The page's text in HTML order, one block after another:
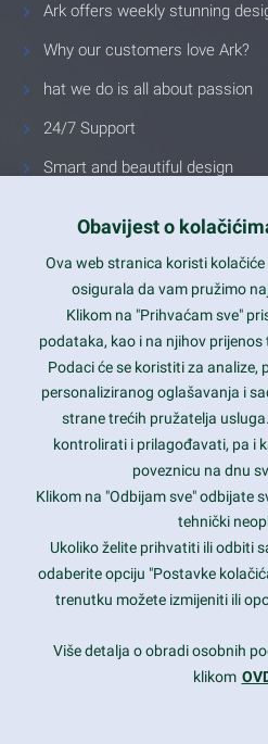
Ark offers weekly stunning
Why our customers love Ark?
hat we do is all about passion
24/7 Support
Smart and beautiful design
Latest trends and much more...
Contact Info
1600 Amphitheatre Parkway,
prothemes.net@gmail.com
Daily: 9:00 am - 6:00 pm
Sunday: Closed
Copyright 2017FRESHFACE© All Rights
Obavijest o
Ova web stranica koristi
osigurala da vam pružimo
Klikom na "Prihvaćam sve"
podataka, kao i na njihov
Podaci će se koristiti za analize,
personaliziranog oglašavanja i
strane trećih pružatelja
kontrolirati i prilagođavati, pa i
poveznicu na dnu
Klikom na "Odbijam sve" odbijate
tehnički
Ukoliko želite prihvatiti ili odbiti
odaberite opciju "Postavke
trenutku možete izmijeniti ili
Više detalja o obradi osobnih
klikom